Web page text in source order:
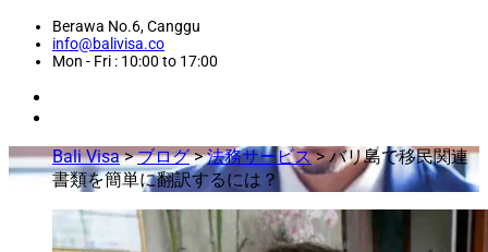
Berawa No.6, Canggu
info@balivisa.co
Mon - Fri : 10:00 to 17:00
Bali Visa>ブログ>法務サービス>バリ島で移民関連
書類を簡単に翻訳するには？